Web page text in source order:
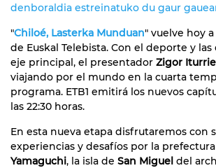
denboraldia estreinatuko du gaur
"Chiloé, Lasterka Munduan" vuelve hoy
de Euskal Telebista. Con el deporte y
eje principal, el presentador Zigor
viajando por el mundo en la cuarta
programa. ETB1 emitirá los nuevos
las 22:30 horas.
En esta nueva etapa disfrutaremos con
experiencias y desafíos por la
Yamaguchi, la isla de San Miguel del